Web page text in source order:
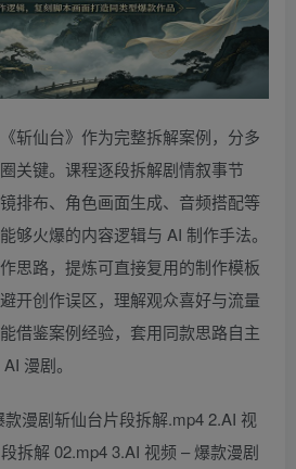
斩仙台》作为完整拆解案例，分多
关键。课程逐段拆解剧情叙事节
排布、角色画面生成、音频搭配等
够火爆的内容逻辑与 AI 制作手法。
思路，提炼可直接复用的制作模板
开创作误区，理解观众喜好与流量
借鉴案例经验，套用同款思路自主
漫剧。
漫剧斩仙台片段拆解.mp4 2.AI 视
拆解 02.mp4 3.AI 视频 – 爆款漫剧